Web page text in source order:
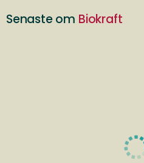
Senaste om Biokraft